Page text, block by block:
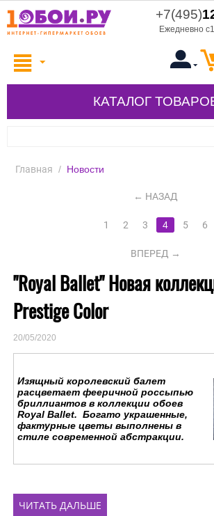
+7(495)
Ежедневно
КАТАЛОГ
Главная / Новости
НАЗАД
1 2 3 4 5 6
ВПЕРЕД
"Royal Ballet" Новая
Prestige Color
20/05/2020
Изящный королевский балет
расцветает фееричной россыпью
бриллиантов в коллекции обоев
Royal Ballet. Богато украшенные,
фактурные цветы выполнены в
стиле современной абстракции.
ЧИТАТЬ ДАЛЬШЕ